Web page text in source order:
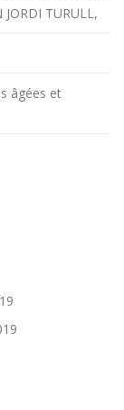
JORDI TURULL,
âgées et